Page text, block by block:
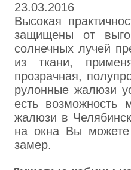
23.03.2016
Высокая
защищены от
солнечных лучей
из ткани,
прозрачная,
рулонные жалюзи
есть
жалюзи в
на окна Вы можете
замер.